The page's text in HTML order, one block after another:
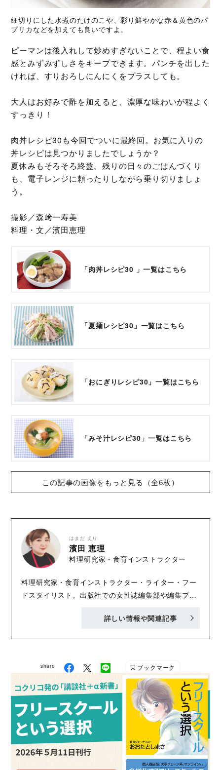
細切りにした水煮のたけのこや、彩り鮮やかな赤＆黄色のパ
プリカなどを加えても良いですよ。
ピーマンは後入れして炒めすぎないことで、程よい食
感とみずみずしさをキープできます。パンチを出した
ければ、すりおろしにんにくをプラスしても。
大人はお好みで酢を加えると、濃厚な味わいが程よく
すっきり！
肉丼レシピ30も今回でついに最終回。お気に入りの
丼レシピは見つかりましたでしょうか？
夏休みもそろそろ終盤。残りの日々のごはんづくり
も、電子レンジに頼ったりしながら乗り切りましょ
う。
撮影／森﨑一寿美
料理・文／濱田恵理
「肉丼レシピ30 」一覧はこちら
「夏麺レシピ30」一覧はこちら
「おにぎりレシピ30」一覧はこちら
「みそ汁レシピ30」一覧はこちら
この記事の画像をもっと見る（全6枚）
はまだ えり
濱田 恵理
料理研究家・食育インストラクター
料理研究家・食育インストラクター・ライター・フー
ドスタイリスト。出版社での女性誌編集部や編集プロ
雑誌や書籍、ウェブ媒体の編集・ライティングに携わ
パーのパトロール、お取り寄せ、喫茶店巡りが好き。
得意なのは“簡単で美味しい家庭料理”。
詳しい情報や関連記事
share ブックマーク